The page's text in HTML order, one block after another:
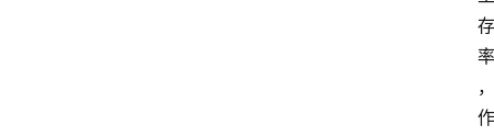
存
率
，
作